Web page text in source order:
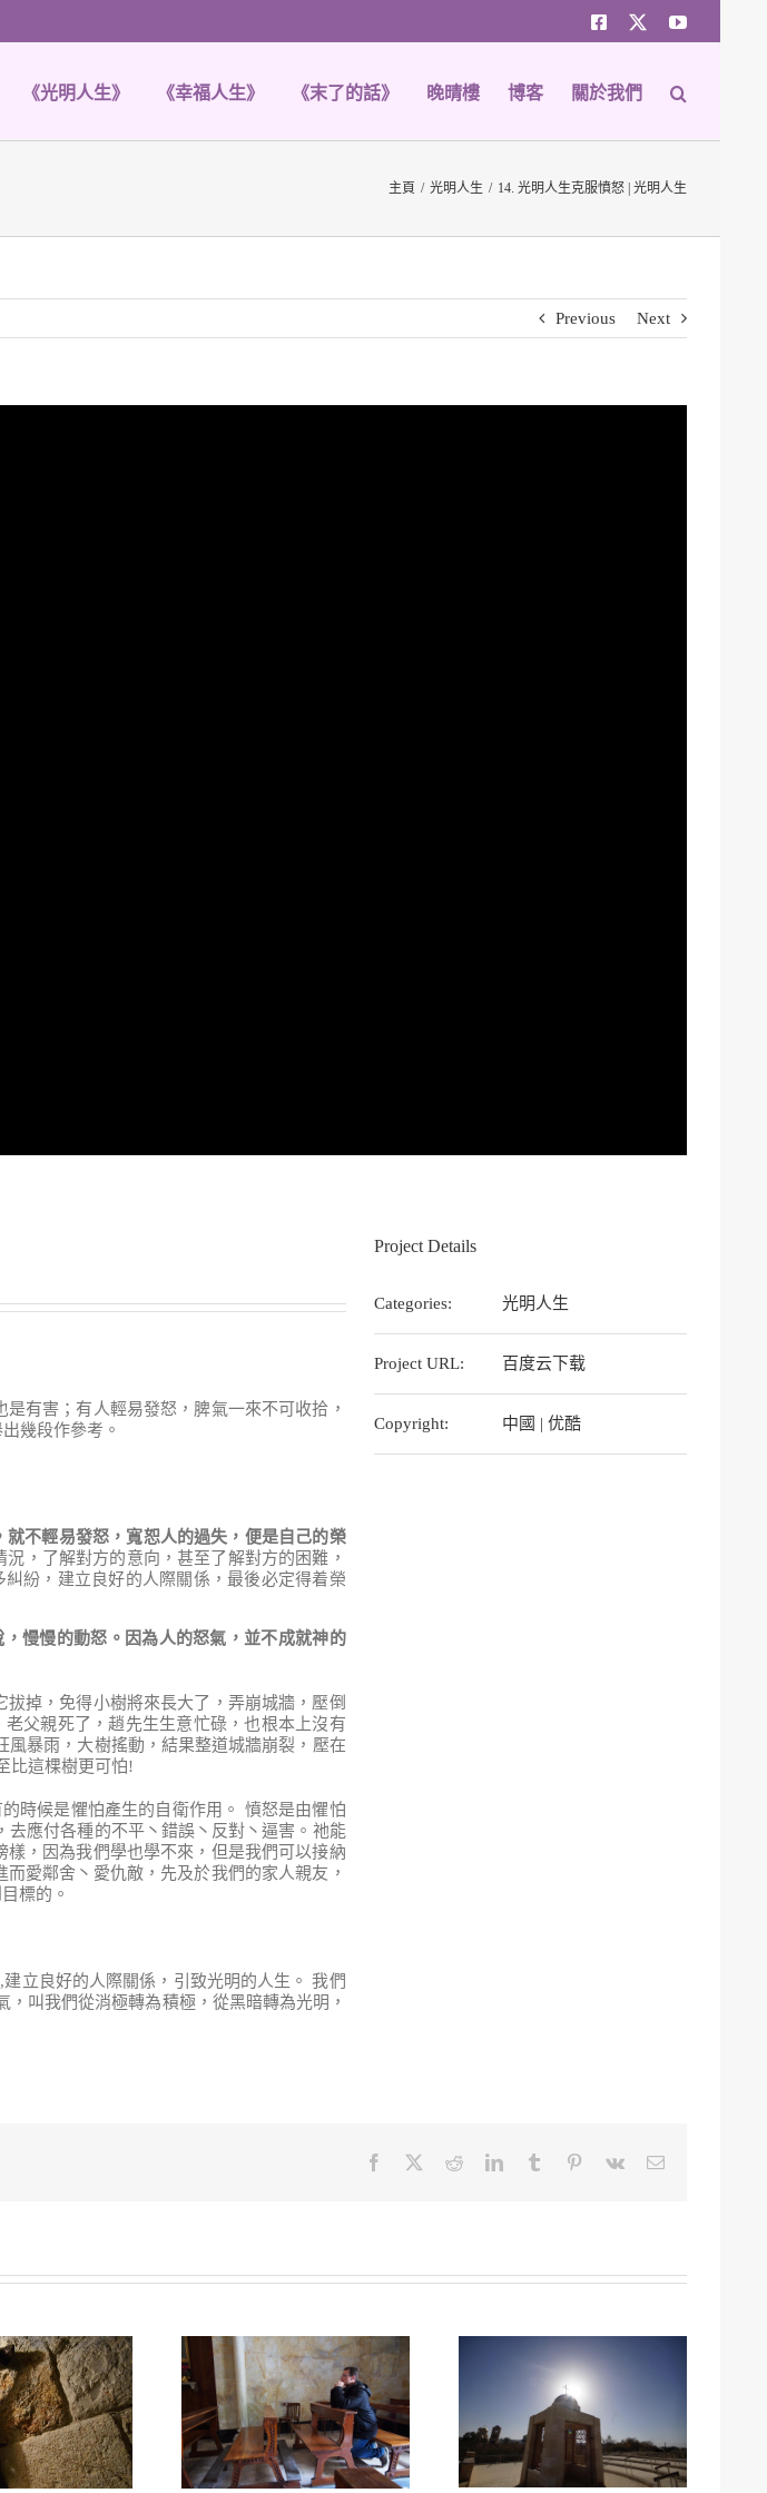
Facebook
TwitterYouTube
《光明人生》 《幸福人生》 《末了的話》 晚晴樓 博客 關於我們
主頁 光明人生 14. 光明人生克服憤怒 | 光明人生
Previous Next
有害；有人輕易發怒，脾氣一來不可收拾，
幾段作參考。
不輕易發怒，寬恕人的過失，便是自己的榮
，了解對方的意向，甚至了解對方的困難，
紛，建立良好的人際關係，最後必定得着榮
，慢慢的動怒 。 因為人的怒氣 ， 並不成就神的
掉，免得小樹將來長大了，弄崩城牆，壓倒
父親死了，趙先生生意忙碌，也根本上沒有
暴雨，大樹搖動，結果整道城牆崩裂，壓在
比這棵樹更可怕!
時候是懼怕產生的自衛作用。 憤怒是由懼怕
應付各種的不平丶錯誤丶反對丶逼害。祂能
，因為我們學也學不來，但是我們可以接納
愛鄰舍丶愛仇敵，先及於我們的家人親友，
標的。
立良好的人際關係，引致光明的人生。 我們
叫我們從消極轉為積極，從黑暗轉為光明，
Project Details
Categories: 光明人生
Project URL: 百度云下载
Copyright: 中國 | 优酷
Facebook
TwitterRedditLinkedInTumblr Pinterest
Vk Email: